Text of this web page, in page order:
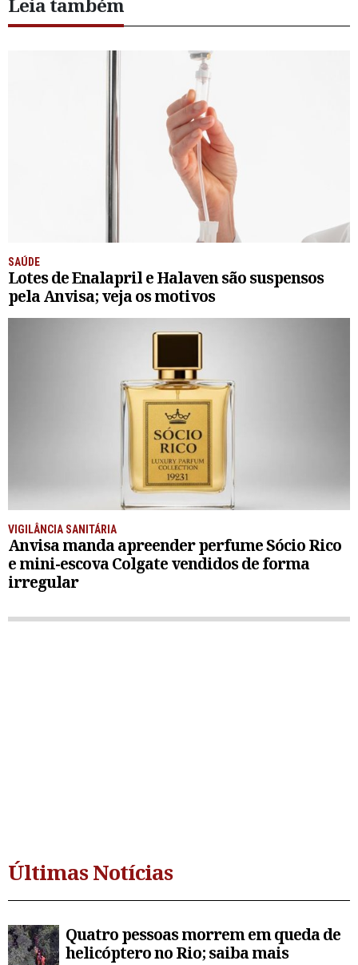
Leia também
SAÚDE
Lotes de Enalapril e Halaven são suspensos
pela Anvisa; veja os motivos
VIGILÂNCIA SANITÁRIA
Anvisa manda apreender perfume Sócio Rico
e mini-escova Colgate vendidos de forma
irregular
Últimas Notícias
Quatro pessoas morrem em queda de
helicóptero no Rio; saiba mais